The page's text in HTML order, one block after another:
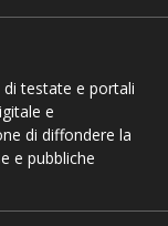
testate e portali
e
di diffondere la
e pubbliche